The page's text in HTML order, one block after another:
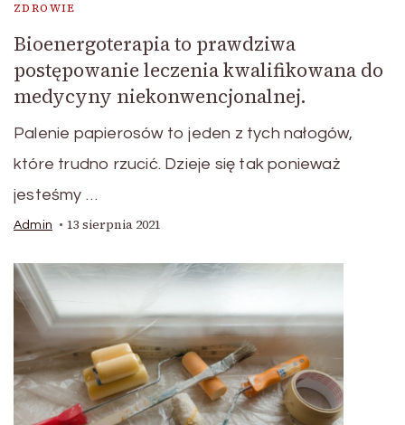
ZDROWIE
Bioenergoterapia to prawdziwa
postępowanie leczenia kwalifikowana do
medycyny niekonwencjonalnej.
Palenie papierosów to jeden z tych nałogów,
które trudno rzucić. Dzieje się tak ponieważ
jesteśmy …
Admin 13 sierpnia 2021